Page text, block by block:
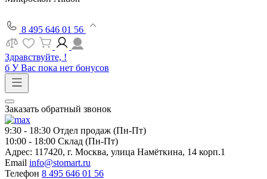
8 495 646 01 56
Здравствуйте, !
б У Вас пока нет бонусов
Заказать обратный звонок
9:30 - 18:30 Отдел продаж (Пн-Пт)
10:00 - 18:00 Склад (Пн-Пт)
Адрес: 117420, г. Москва, улица Намёткина, 14 корп.1
Email info@stomart.ru
Телефон 8 495 646 01 56